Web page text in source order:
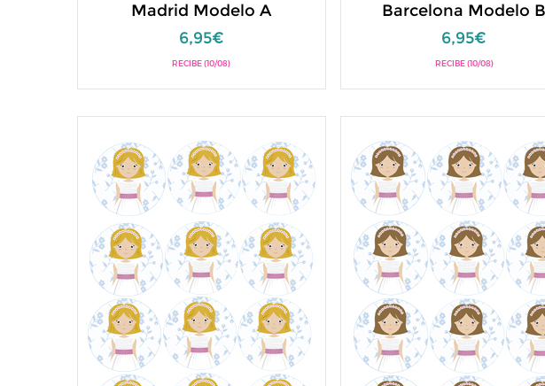
Madrid Modelo A
6,95€
RECIBE (10/08)
Barcelona Modelo B
6,95€
RECIBE (10/08)